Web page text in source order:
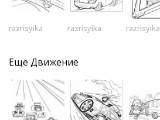
razrisyika razrisyika razrisyika
Еще Движение